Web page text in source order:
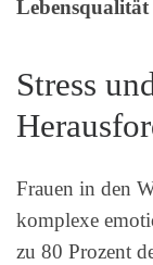
Lebensqualität
Stress
Frauen in den
komplexe
zu 80 Prozent